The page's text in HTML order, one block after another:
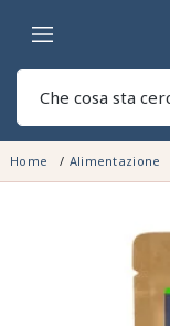
Home Alimentazione